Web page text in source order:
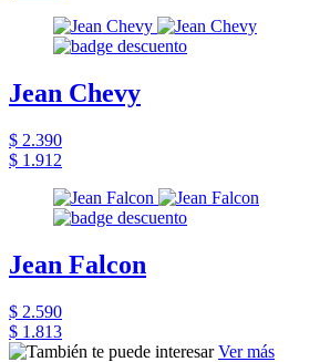
Jean Chevy
$ 2.390
$ 1.912
Jean Falcon
$ 2.590
$ 1.813
Ver más